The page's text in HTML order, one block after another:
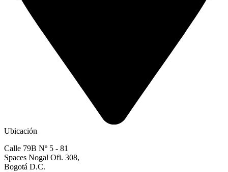
Ubicación
Calle 79B Nº 5 - 81
Spaces Nogal Ofi. 308,
Bogotá D.C.